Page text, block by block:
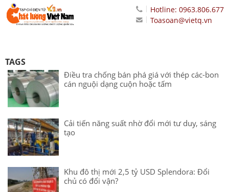
Hotline: 0963.806.677
Toasoan@vietq.vn
TAGS
Điều tra chống bán phá giá với thép các-bon
cán nguội dạng cuộn hoặc tấm
Cải tiến năng suất nhờ đổi mới tư duy, sáng
tạo
Khu đô thị mới 2,5 tỷ USD Splendora: Đổi
chủ có đổi vận?